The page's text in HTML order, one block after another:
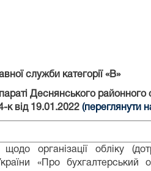
служби категорії «В»
Деснянського районного
к від 19.01.2022 (переглянути
організації обліку
«Про бухгалтерський